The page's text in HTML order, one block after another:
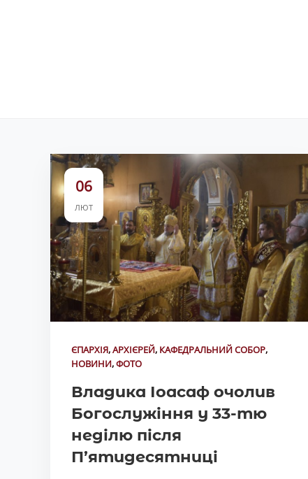
06
ЛЮТ
ЄПАРХІЯ,АРХІЄРЕЙ, КАФЕДРАЛЬНИЙ СОБОР,
НОВИНИ,ФОТО
Владика Іоасаф очолив
Богослужіння у 33-тю
неділю після
П’ятидесятниці